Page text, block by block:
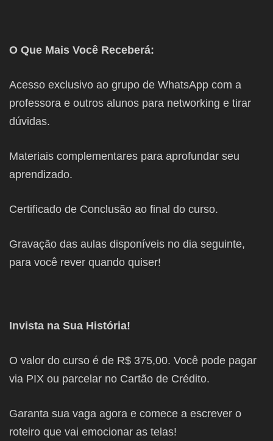
O Que Mais Você Receberá:
Acesso exclusivo ao grupo de WhatsApp com a
professora e outros alunos para networking e tirar
dúvidas.
Materiais complementares para aprofundar seu
aprendizado.
Certificado de Conclusão ao final do curso.
Gravação das aulas disponíveis no dia seguinte,
para você rever quando quiser!
Invista na Sua História!
O valor do curso é de R$ 375,00. Você pode pagar
via PIX ou parcelar no Cartão de Crédito.
Garanta sua vaga agora e comece a escrever o
roteiro que vai emocionar as telas!